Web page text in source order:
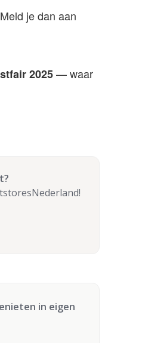
je dan aan
2025— waar
in eigen